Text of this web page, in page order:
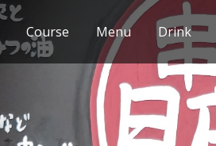
Course Menu Drink